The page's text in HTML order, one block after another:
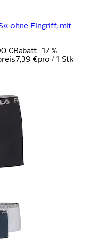
ohne Eingriff, mit
€Rabatt- 17 %
7,39 €pro / 1 Stk